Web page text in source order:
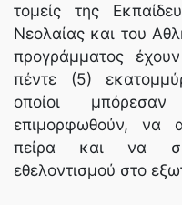
τομείς της
Νεολαίας και του
προγράμματος
πέντε (5)
οποίοι
επιμορφωθούν, να
πείρα και να
εθελοντισμού στο